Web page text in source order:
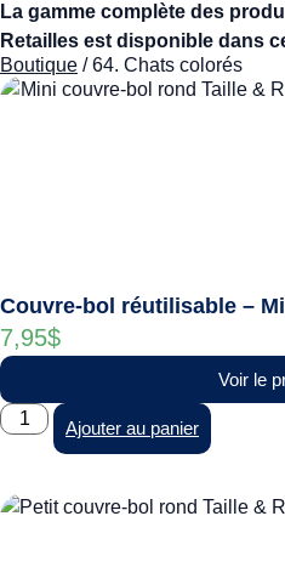
La gamme complète des
Retailles est disponible dans
Boutique / 64. Chats colorés
Couvre-bol réutilisable –
7,95$
Voir le
Ajouter au panier